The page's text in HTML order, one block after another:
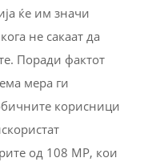
ќе им значи
не сакаат да
Поради фактот
мера ги
корисници
од 108 MP, кои